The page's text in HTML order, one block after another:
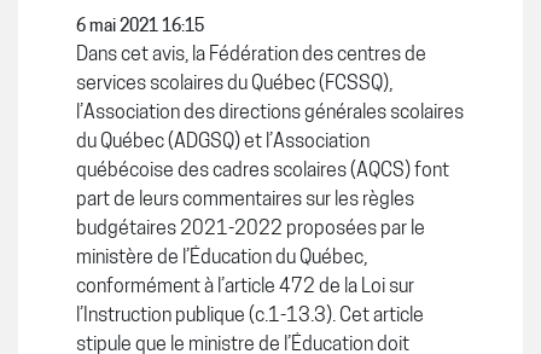
6 mai 2021 16:15
Dans cet avis, la Fédération des centres de
services scolaires du Québec (FCSSQ),
l’Association des directions générales scolaires
du Québec (ADGSQ) et l’Association
québécoise des cadres scolaires (AQCS) font
part de leurs commentaires sur les règles
budgétaires 2021-2022 proposées par le
ministère de l’Éducation du Québec,
conformément à l’article 472 de la Loi sur
l’Instruction publique (c.1-13.3). Cet article
stipule que le ministre de l’Éducation doit